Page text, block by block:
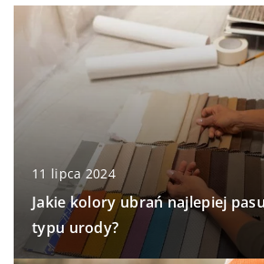
11 lipca 2024
Jakie kolory ubrań najlepiej
typu urody?